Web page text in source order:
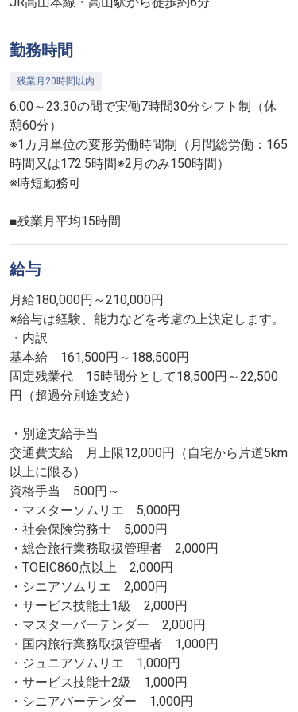
勤務時間
残業月20時間以内
6:00～23:30の間で実働7時間30分シフト制（休
憩60分）
※1カ月単位の変形労働時間制（月間総労働：165
時間又は172.5時間※2月のみ150時間）
※時短勤務可
■残業月平均15時間
給与
月給180,000円～210,000円
※給与は経験、能力などを考慮の上決定します。
・内訳
基本給 161,500円～188,500円
固定残業代 15時間分として18,500円～22,500
円（超過分別途支給）
・別途支給手当
交通費支給 月上限12,000円（自宅から片道5km
以上に限る）
資格手当 500円～
・マスターソムリエ 5,000円
・社会保険労務士 5,000円
・総合旅行業務取扱管理者 2,000円
・TOEIC860点以上 2,000円
・シニアソムリエ 2,000円
・サービス技能士1級 2,000円
・マスターバーテンダー 2,000円
・国内旅行業務取扱管理者 1,000円
・ジュニアソムリエ 1,000円
・サービス技能士2級 1,000円
・シニアバーテンダー 1,000円